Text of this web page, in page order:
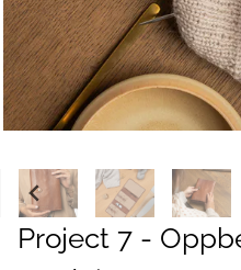
Project 7 -